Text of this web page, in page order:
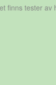
finns tester